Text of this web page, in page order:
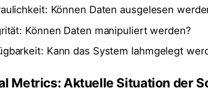
Können Daten ausgelesen
Können Daten manipuliert werden?
Kann das System lahmgelegt
Metrics: Aktuelle Situation der